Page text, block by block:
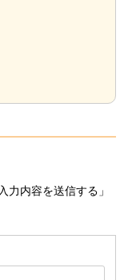
力内容を送信する」